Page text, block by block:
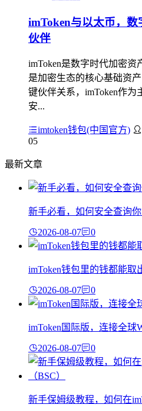
imToken与以太币，
伙伴
imToken是数字时代加密资
是加密生态的核心基础资
键伙伴关系，imToken作
安...
imtoken钱包(中国官方)
05
最新文章
新手必看，如何安全查询
2026-08-07 0
imToken钱包里的钱都能取
2026-08-07 0
imToken国际版，连接全球
2026-08-07 0
新手保姆级教程，如何在